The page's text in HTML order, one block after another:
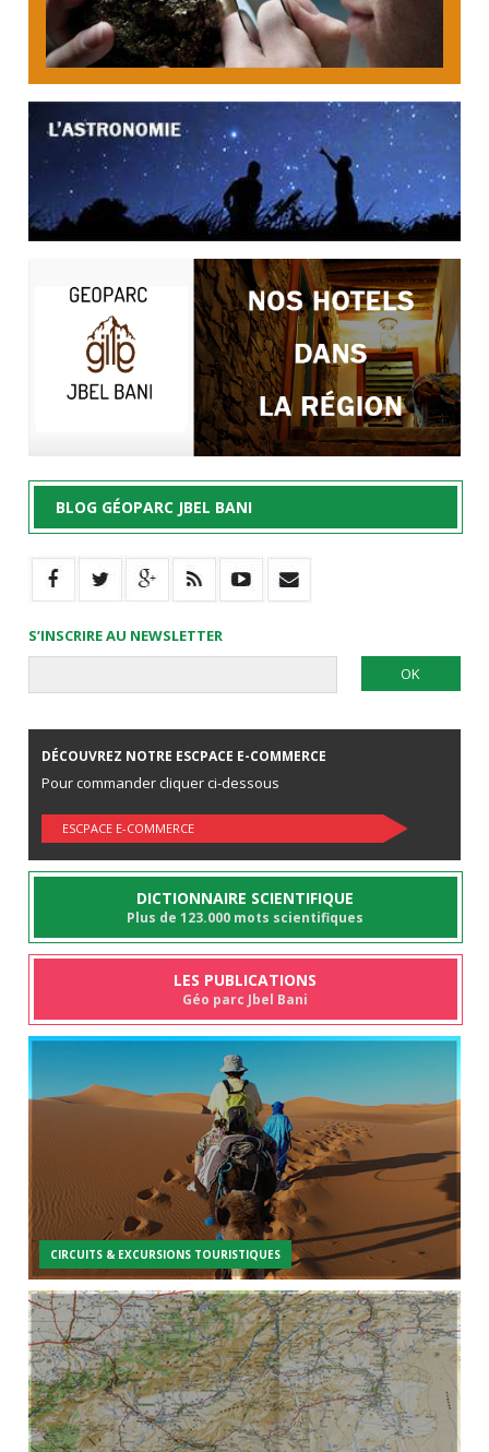
BLOG GÉOPARC JBEL BANI
S’INSCRIRE AU NEWSLETTER
DÉCOUVREZ NOTRE ESCPACE E-COMMERCE
Pour commander cliquer ci-dessous
ESCPACE E-COMMERCE
DICTIONNAIRE SCIENTIFIQUE
Plus de 123.000 mots scientifiques
LES PUBLICATIONS
Géo parc Jbel Bani
CIRCUITS & EXCURSIONS TOURISTIQUES